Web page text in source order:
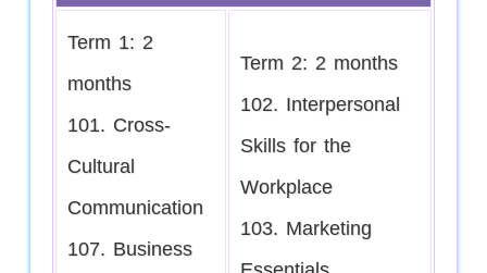
Term 1: 2
months
101. Cross-
Cultural
Communication
107. Business
Term 2: 2 months
102. Interpersonal
Skills for the
Workplace
103. Marketing